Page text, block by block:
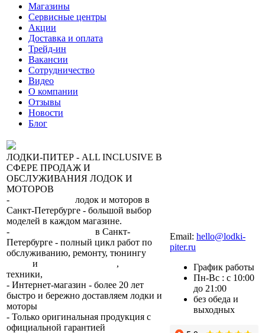
Магазины
Сервисные центры
Акции
Доставка и оплата
Трейд-ин
Вакансии
Сотрудничество
Видео
О компании
Отзывы
Новости
Блог
ЛОДКИ-ПИТЕР - ALL INCLUSIVE В
СФЕРЕ ПРОДАЖ И
ОБСЛУЖИВАНИЯ ЛОДОК И
МОТОРОВ
-
лодок и моторов в
Санкт-Петербурге - большой выбор
моделей в каждом магазине.
-
в Санкт-
Петербурге - полный цикл работ по
обслуживанию, ремонту, тюнингу
и ,
техники,
- Интернет-магазин - более 20 лет
быстро и бережно доставляем лодки и
моторы
- Только оригинальная продукция с
официальной гарантией
Email: hello@lodki-
piter.ru
График работы
Пн-Вс : с 10:00
до 21:00
без обеда и
выходных